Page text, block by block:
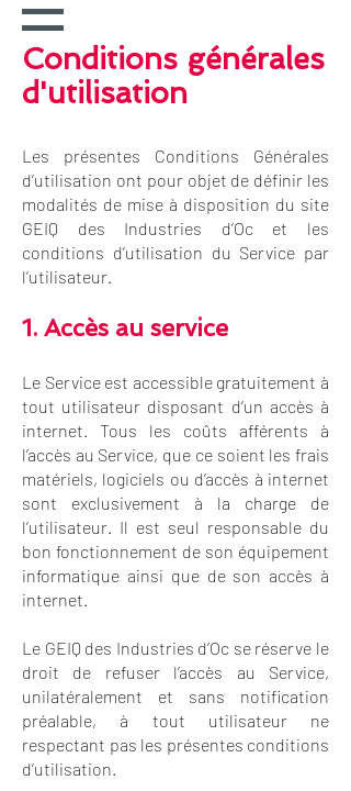
Conditions générales
d'utilisation
Les présentes Conditions Générales
d’utilisation ont pour objet de définir les
modalités de mise à disposition du site
GEIQ des Industries d’Oc et les
conditions d’utilisation du Service par
l’utilisateur.
1. Accès au service
Le Service est accessible gratuitement à
tout utilisateur disposant d’un accès à
internet. Tous les coûts afférents à
l’accès au Service, que ce soient les frais
matériels, logiciels ou d’accès à internet
sont exclusivement à la charge de
l’utilisateur. Il est seul responsable du
bon fonctionnement de son équipement
informatique ainsi que de son accès à
internet.
Le GEIQ des Industries d’Oc se réserve le
droit de refuser l’accès au Service,
unilatéralement et sans notification
préalable, à tout utilisateur ne
respectant pas les présentes conditions
d’utilisation.